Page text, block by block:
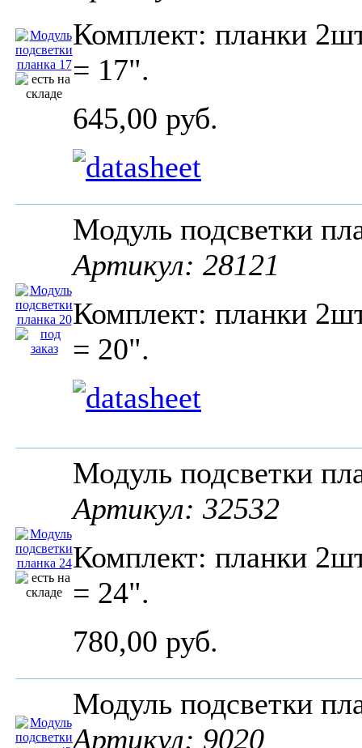
Комплект: планки
= 17".
645,00 руб.
Модуль подсветки
Артикул: 28121
Комплект: планки
= 20".
Модуль подсветки
Артикул: 32532
Комплект: планки
= 24".
780,00 руб.
Модуль подсветки
Артикул: 9020